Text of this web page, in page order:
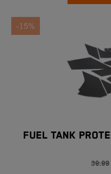
-15%
FUEL TANK
39.99